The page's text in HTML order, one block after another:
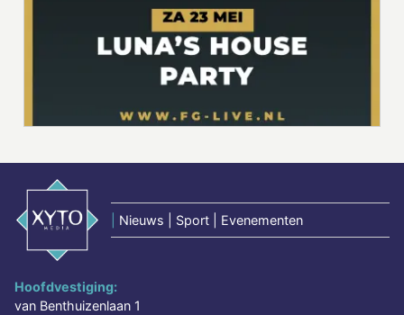
Nieuws | Sport | Evenementen
Hoofdvestiging:
van Benthuizenlaan 1